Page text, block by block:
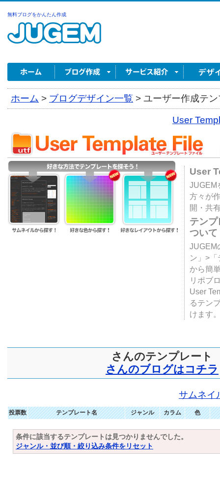
無料ブログをかんたん作成
ホーム > ブログデザイン一覧 > ユーザー作成テ
User
User
JUGEM
方々が
開・共
テン
ついて
JUGEM
ン」>
から簡
リポブ
User
るテン
けます
さんのテンプレート
さんのブログはコチラ
サムネイ
投票数 テンプレート名 ジャンル カラム 色
条件に該当するテンプレートは見つかりませんでした。
ジャンル・並び順・絞り込み条件をリセット